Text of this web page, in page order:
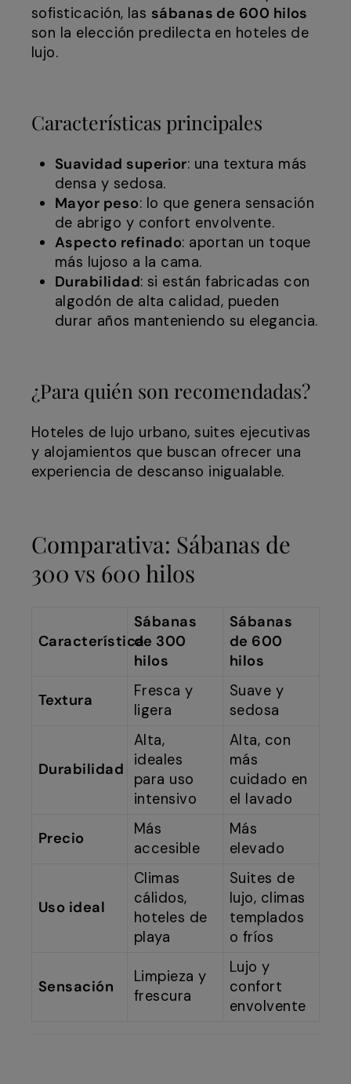
sofisticación, las sábanas de 600 hilos
son la elección predilecta en hoteles de
lujo.
Características principales
Suavidad superior: una textura más
densa y sedosa.
Mayor peso: lo que genera sensación
de abrigo y confort envolvente.
Aspecto refinado: aportan un toque
más lujoso a la cama.
Durabilidad: si están fabricadas con
algodón de alta calidad, pueden
durar años manteniendo su elegancia.
¿Para quién son recomendadas?
Hoteles de lujo urbano, suites ejecutivas
y alojamientos que buscan ofrecer una
experiencia de descanso inigualable.
Comparativa: Sábanas de
300 vs 600 hilos
Característica
Sábanas
de 300
hilos
Sábanas
de 600
hilos
Textura
Fresca y
ligera
Suave y
sedosa
Durabilidad
Alta,
ideales
para uso
intensivo
Alta, con
más
cuidado en
el lavado
Precio
Más
accesible
Más
elevado
Uso ideal
Climas
cálidos,
hoteles de
playa
Suites de
lujo, climas
templados
o fríos
Sensación
Limpieza y
frescura
Lujo y
confort
envolvente